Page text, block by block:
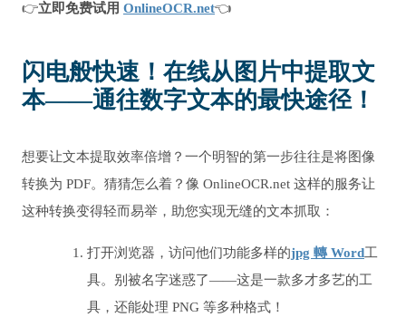
👉立即免费试用 OnlineOCR.net👈
闪电般快速！在线从图片中提取文
本——通往数字文本的最快途径！
想要让文本提取效率倍增？一个明智的第一步往往是将图像
转换为 PDF。猜猜怎么着？像 OnlineOCR.net 这样的服务让
这种转换变得轻而易举，助您实现无缝的文本抓取：
打开浏览器，访问他们功能多样的jpg 轉 Word工
具。别被名字迷惑了——这是一款多才多艺的工
具，还能处理 PNG 等多种格式！